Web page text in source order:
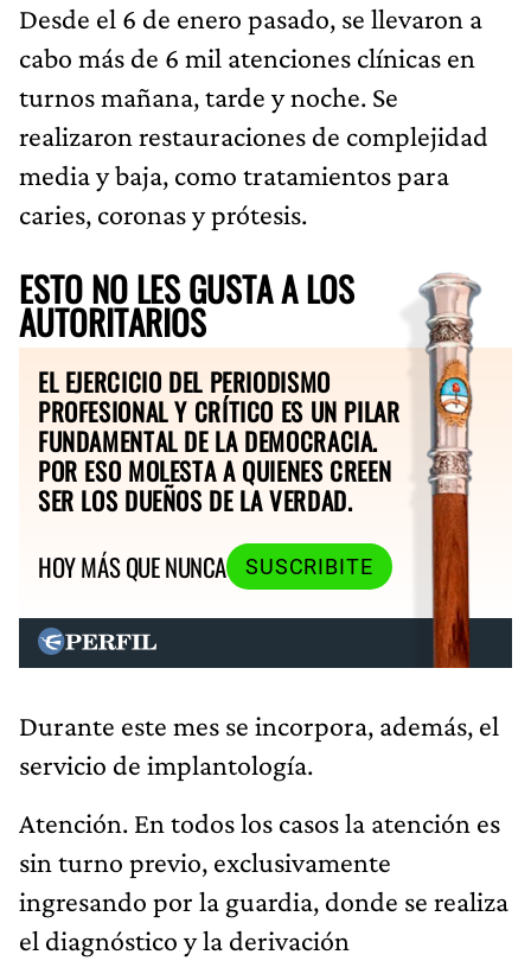
Desde el 6 de enero pasado, se llevaron a
cabo más de 6 mil atenciones clínicas en
turnos mañana, tarde y noche. Se
realizaron restauraciones de complejidad
media y baja, como tratamientos para
caries, coronas y prótesis.
ESTO NO LES GUSTA A LOS
AUTORITARIOS
EL EJERCICIO DEL PERIODISMO
PROFESIONAL Y CRÍTICO ES UN PILAR
FUNDAMENTAL DE LA DEMOCRACIA.
POR ESO MOLESTA A QUIENES CREEN
SER LOS DUEÑOS DE LA VERDAD.
HOY MÁS QUE NUNCA
SUSCRIBITE
Durante este mes se incorpora, además, el
servicio de implantología.
Atención. En todos los casos la atención es
sin turno previo, exclusivamente
ingresando por la guardia, donde se realiza
el diagnóstico y la derivación